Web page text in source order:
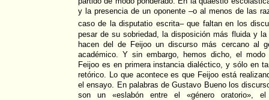
y la presencia de un oponente –o al menos de las
caso de la disputatio escrita– que faltan en los
pesar de su sobriedad, la disposición más fluida y
hacen del de Feijoo un discurso más cercano al
académico. Y sin embargo, hemos dicho, el modo
Feijoo es en primera instancia dialéctico, y sólo en
retórico. Lo que acontece es que Feijoo está
el ensayo. En palabras de Gustavo Bueno los
son un «eslabón entre el «género oratorio»,